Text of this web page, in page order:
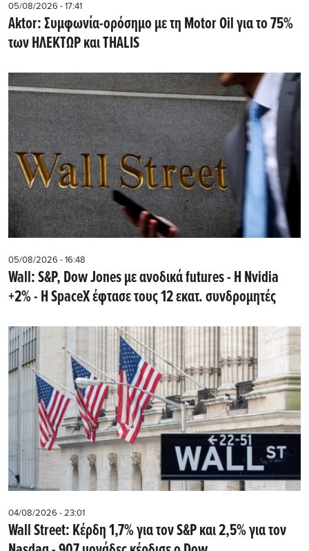
05/08/2026 - 17:41
Aktor: Συμφωνία-ορόσημο με τη Motor Oil για το 75%
των ΗΛΕΚΤΩΡ και THALIS
05/08/2026 - 16:48
Wall: S&P, Dow Jones με ανοδικά futures - Η Nvidia
+2% - Η SpaceX έφτασε τους 12 εκατ. συνδρομητές
04/08/2026 - 23:01
Wall Street: Κέρδη 1,7% για τον S&P και 2,5% για τον